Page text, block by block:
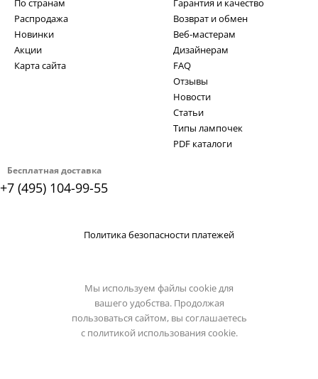
Бесплатная доставка
+7 (495) 104-99-55
По странам
Распродажа
Новинки
Акции
Карта сайта
Гарантия и качество
Возврат и обмен
Веб-мастерам
Дизайнерам
FAQ
Отзывы
Новости
Статьи
Типы лампочек
PDF каталоги
Политика безопасности платежей
Мы используем файлы cookie для
вашего удобства. Продолжая
пользоваться сайтом, вы соглашаетесь
с политикой использования cookie.